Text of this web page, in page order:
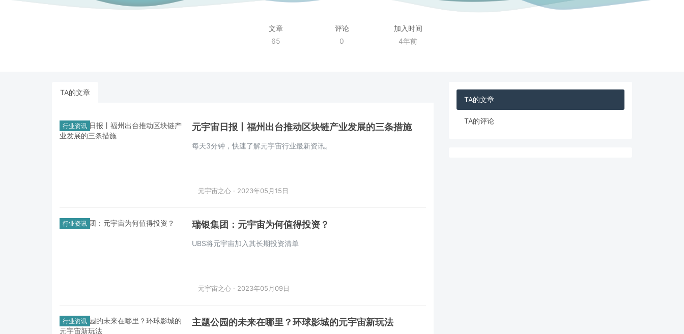
文章
65
评论
0
加入时间
4年前
TA的文章
行业资讯 元宇宙日报丨福州出台推动区块链产业发展的三条措施
每天3分钟，快速了解元宇宙行业最新资讯。
元宇宙之心 · 2023年05月15日
行业资讯 瑞银集团：元宇宙为何值得投资？
UBS将元宇宙加入其长期投资清单
元宇宙之心 · 2023年05月09日
行业资讯 主题公园的未来在哪里？环球影城的元宇宙新玩法
TA的文章
TA的评论